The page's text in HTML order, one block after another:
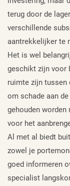
terug door de
verschillende
aantrekkelijker te
Het is wel
geschikt zijn voor
ruimte zijn tussen
om schade aan
gehouden worden
voor het
Al met al biedt
zowel je
goed informeren
specialist